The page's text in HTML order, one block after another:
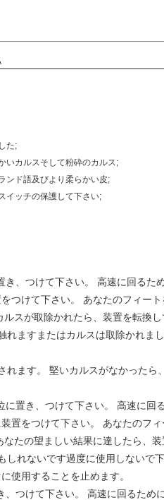
た;
いカルスそして粉砕のカルス;
ンド語及びより柔らかい皮;
イッチの保護して下さい;
、つけて下さい。 高速に回るた
つけて下さい。 あなたのフィー
スが取除かれたら、装置を転換
ますまたはカルスは取除かれま
ます。 堅いカルスがなかったら
置き、つけて下さい。 高速に回
置をつけて下さい。 あなたのフィ
たの望ましい結果に達したら、装
しれないです過度に使用しないで
使用することを止めます。
つけて下さい。 高速に回るため